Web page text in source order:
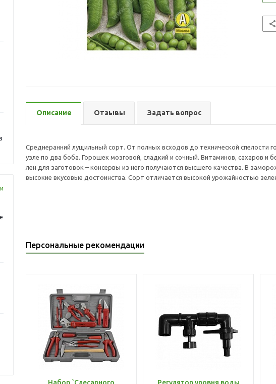
Описание Отзывы Задать вопрос
Среднеранний лущильный сорт. От полных всходов до технической
узле по два боба. Горошек мозговой, сладкий и сочный. Витаминов, сахаров
лен для заготовок – консервы из него получаются высшего качества. В
высокие вкусовые достоинства. Сорт отличается высокой урожайностью
Персональные рекомендации